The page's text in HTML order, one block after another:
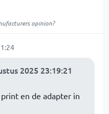
opinion?
2025 23:19:21
en de adapter in